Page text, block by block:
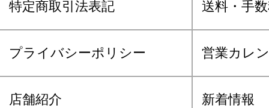
特定商取引法表記 送料・手
プライバシーポリシー 営業カレ
店舗紹介 新着情報